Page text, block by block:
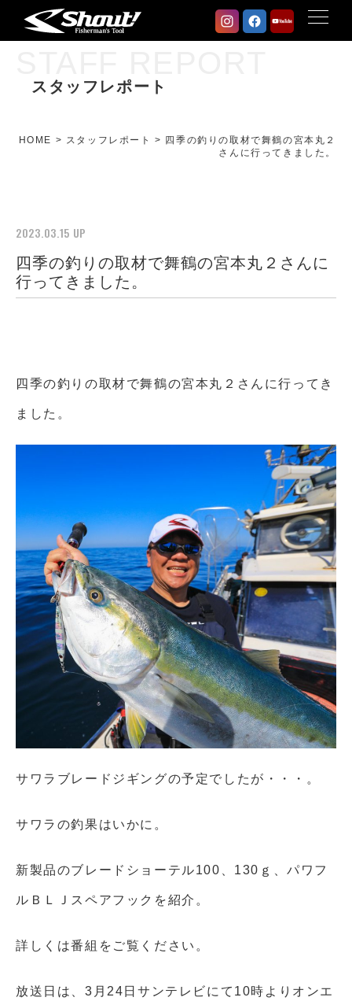
スタッフレポート
HOME > スタッフレポート > 四季の釣りの取材で舞鶴の宮本丸２
さんに行ってきました。
2023.03.15 UP
四季の釣りの取材で舞鶴の宮本丸２さんに
行ってきました。
四季の釣りの取材で舞鶴の宮本丸２さんに行ってき
ました。
サワラブレードジギングの予定でしたが・・・。
サワラの釣果はいかに。
新製品のブレードショーテル100 130 ｇ、パワフ
ルＢＬＪスペアフックを紹介。
詳しくは番組をご覧ください。
放送日は、 3 月 24 日サンテレビにて 10時よりオンエ